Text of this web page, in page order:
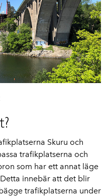
Skuru och
trafikplatserna och
som har ett annat läge
innebär att det blir
trafikplatserna under